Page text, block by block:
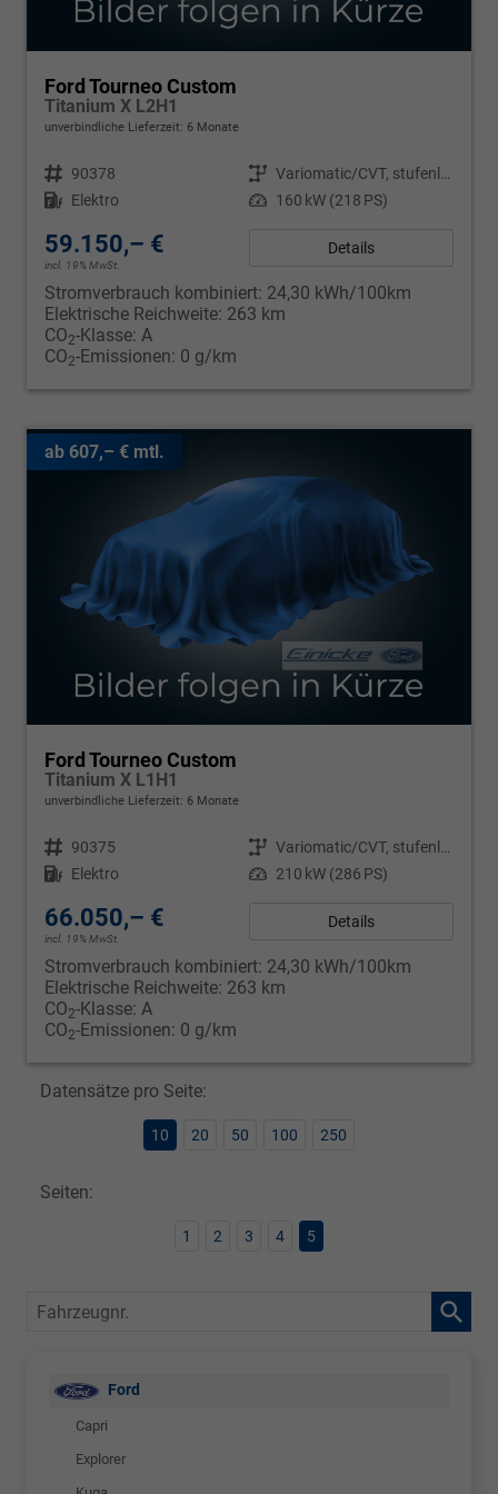
Ford Tourneo Custom
Titanium X L2H1
unverbindliche Lieferzeit: 6 Monate
Fahrzeugnr. 90378 Getriebe
Variomatic/CVT, stufenlos
Kraftstoff Elektro Leistung 160 kW (218 PS)
59.150,– €
incl. 19% MwSt.
Details
Stromverbrauch kombiniert: 24,30 kWh/100km
Elektrische Reichweite: 263 km
CO2-Klasse: A
CO2-Emissionen: 0 g/km
ab 607,– € mtl.
Ford Tourneo Custom
Titanium X L1H1
unverbindliche Lieferzeit: 6 Monate
Fahrzeugnr. 90375 Getriebe
Variomatic/CVT, stufenlos
Kraftstoff Elektro Leistung 210 kW (286 PS)
66.050,– €
incl. 19% MwSt.
Details
Stromverbrauch kombiniert: 24,30 kWh/100km
Elektrische Reichweite: 263 km
CO2-Klasse: A
CO2-Emissionen: 0 g/km
Datensätze pro Seite:
10 20 50 100 250
Seiten:
1 2 3 4 5
Fahrzeugnr.
Ford
Capri
Explorer